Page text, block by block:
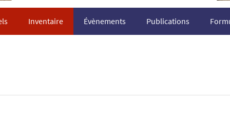
Inventaire Évènements Publications